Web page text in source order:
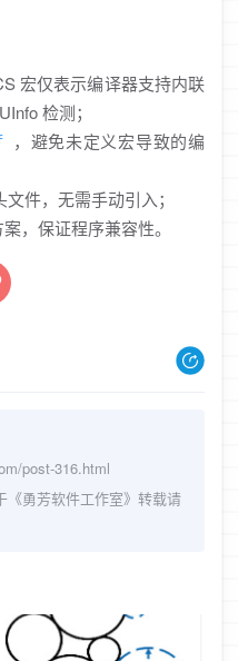
宏仅表示编译器支持内联
检测；
，避免未定义宏导致的编
件，无需手动引入；
，保证程序兼容性。
post-316.html
《勇芳软件工作室》转载请